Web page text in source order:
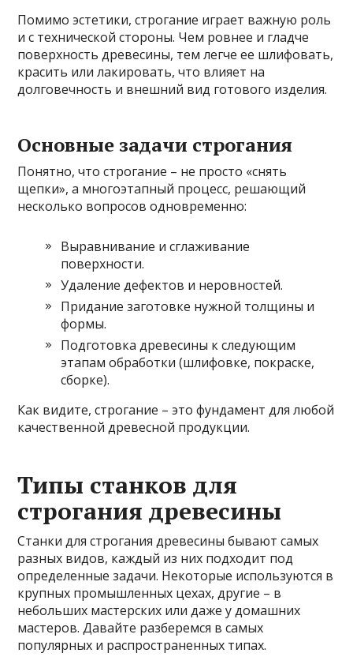
Помимо эстетики, строгание играет важную роль
и с технической стороны. Чем ровнее и гладче
поверхность древесины, тем легче ее шлифовать,
красить или лакировать, что влияет на
долговечность и внешний вид готового изделия.
Основные задачи строгания
Понятно, что строгание – не просто «снять
щепки», а многоэтапный процесс, решающий
несколько вопросов одновременно:
Выравнивание и сглаживание
поверхности.
Удаление дефектов и неровностей.
Придание заготовке нужной толщины и
формы.
Подготовка древесины к следующим
этапам обработки (шлифовке, покраске,
сборке).
Как видите, строгание – это фундамент для любой
качественной древесной продукции.
Типы станков для
строгания древесины
Станки для строгания древесины бывают самых
разных видов, каждый из них подходит под
определенные задачи. Некоторые используются в
крупных промышленных цехах, другие – в
небольших мастерских или даже у домашних
мастеров. Давайте разберемся в самых
популярных и распространенных типах.